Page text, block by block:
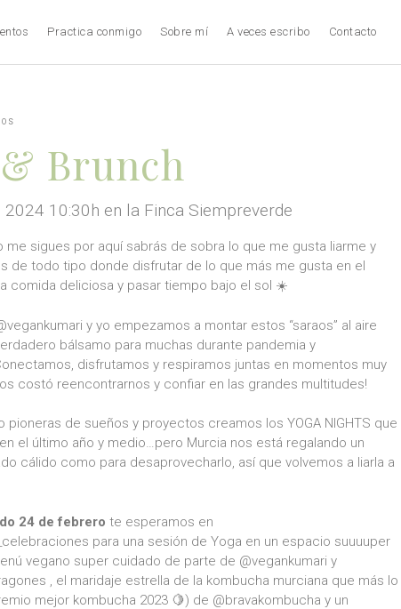
Practica conmigo Sobre mí A veces escribo Contacto
Brunch
10:30h en la Finca Siempreverde
me sigues por aquí sabrás de sobra lo que me gusta liarme y
de todo tipo donde disfrutar de lo que más me gusta en el
comida deliciosa y pasar tiempo bajo el sol ☀️
y yo empezamos a montar estos “saraos” al aire
bálsamo para muchas durante pandemia y
disfrutamos y respiramos juntas en momentos muy
costó reencontrarnos y confiar en las grandes multitudes!
pioneras de sueños y proyectos creamos los YOGA NIGHTS que
el último año y medio…pero Murcia nos está regalando un
cálido como para desaprovecharlo, así que volvemos a liarla a
24 de febrero te esperamos en
para una sesión de Yoga en un espacio suuuuper
vegano super cuidado de parte de @vegankumari y
, el maridaje estrella de la kombucha murciana que más lo
mejor kombucha 2023 🍋) de @bravakombucha y un